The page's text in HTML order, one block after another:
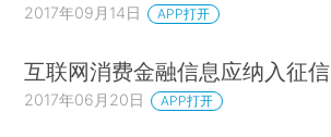
2017年09月14日 APP打开
互联网消费金融信息应纳入征信
2017年06月20日 APP打开